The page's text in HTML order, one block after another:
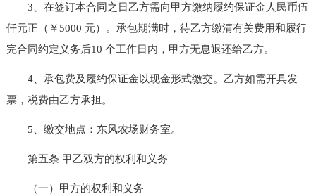
3、在签订本合同之日乙方需向甲方缴纳履约保证金人民币伍
仟元正（￥5000 元）。承包期满时，待乙方缴清有关费用和履行
完合同约定义务后10 个工作日内，甲方无息退还给乙方。
4、承包费及履约保证金以现金形式缴交。乙方如需开具发
票，税费由乙方承担。
5、缴交地点：东风农场财务室。
第五条 甲乙双方的权利和义务
（一）甲方的权利和义务